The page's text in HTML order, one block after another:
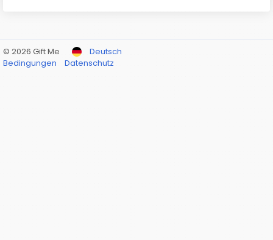
© 2026 Gift Me
Deutsch
Bedingungen
Datenschutz